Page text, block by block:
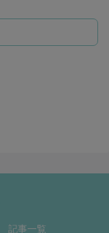
記事一覧